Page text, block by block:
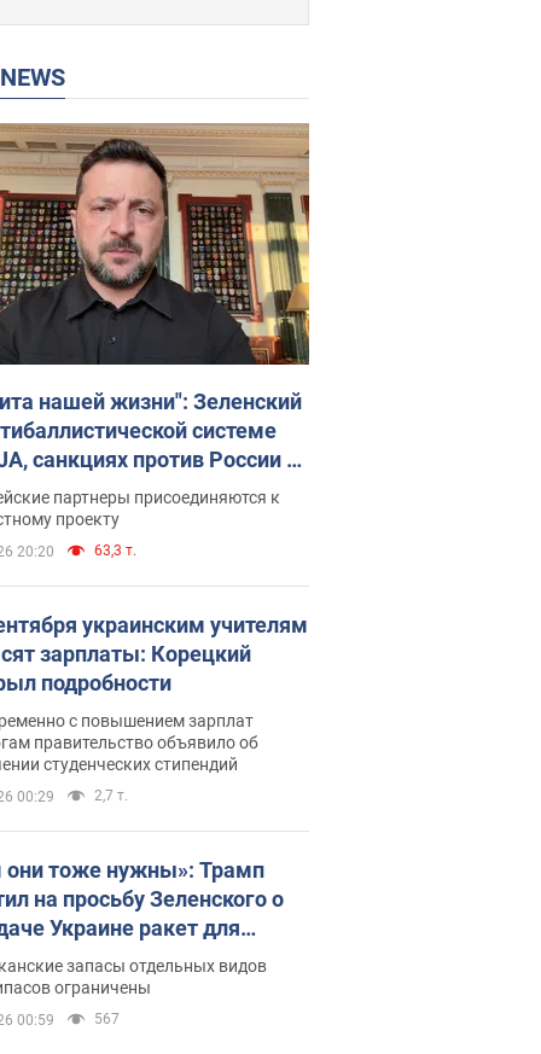
NEWS
нашей жизни": Зеленский
системе
санкциях против России и
аграриев. Видео
партнеры присоединяются к
проекту
20:20 63,3 т.
украинским учителям
зарплаты: Корецкий
подробности
с повышением зарплат
правительство объявило об
студенческих стипендий
00:29 2,7 т.
тоже нужны»: Трамп
на просьбу Зеленского о
Украине ракет для
запасы отдельных видов
ограничены
00:59 567